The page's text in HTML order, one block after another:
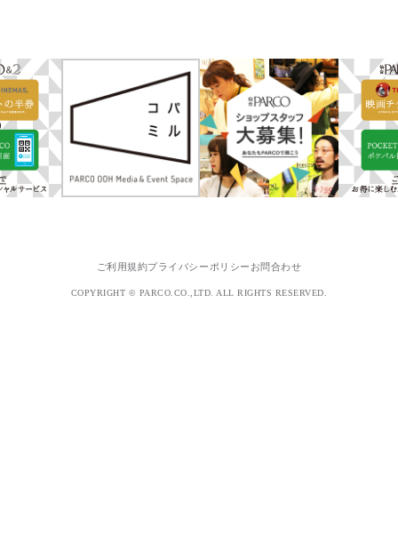
ご利用規約プライバシーポリシー お問合わせ
COPYRIGHT © PARCO.CO.,LTD. ALL RIGHTS RESERVED.